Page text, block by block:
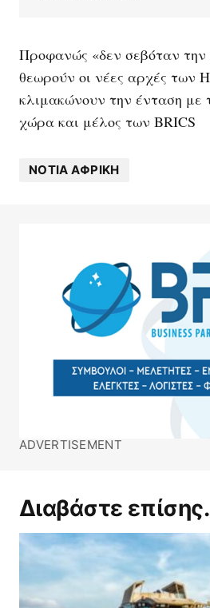
Προφανώς «δεν σεβόταν την
θεωρούν οι νέες αρχές των
κλιμακώνουν την ένταση με
χώρα και μέλος των BRICS
ΝΌΤΙΑ ΑΦΡΙΚΉ
ADVERTISEMENT
Διαβάστε